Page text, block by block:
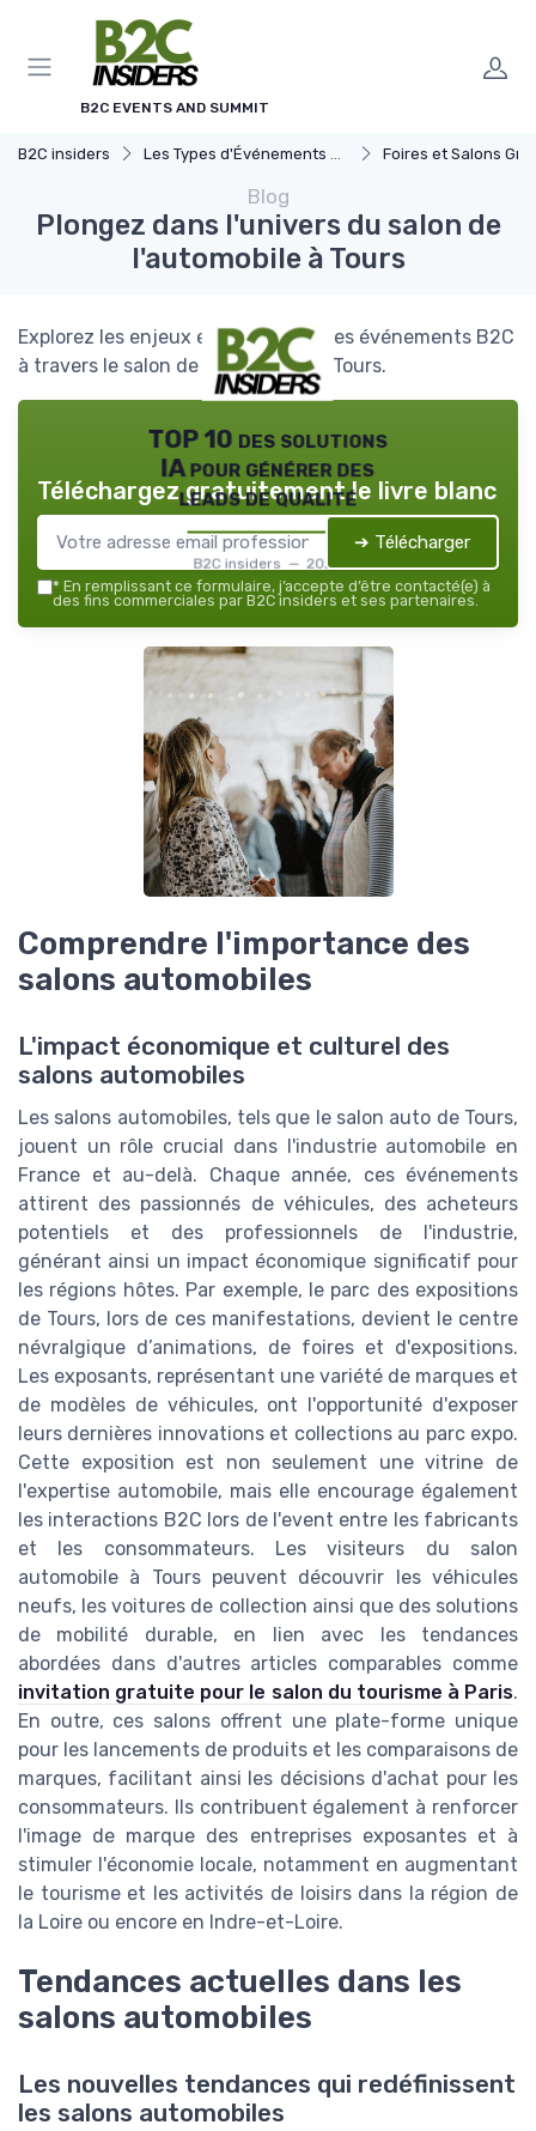
B2C EVENTS AND SUMMIT
B2C insiders Les Types d'Événements B2C Foires et Salons Grand
Blog
Plongez dans l'univers du salon de
l'automobile à Tours
Explorez les enjeux et tendances des événements B2C
à travers le salon de l'automobile à Tours.
TOP 10 des solutions
IA pour générer des
leads de qualité
B2C insiders — 2026
Téléchargez gratuitement le livre blanc
➔ Télécharger
* En remplissant ce formulaire, j’accepte d’être contacté(e) à
des fins commerciales par B2C insiders et ses partenaires.
Comprendre l'importance des
salons automobiles
L'impact économique et culturel des
salons automobiles
Les salons automobiles, tels que le salon auto de Tours,
jouent un rôle crucial dans l'industrie automobile en
France et au-delà. Chaque année, ces événements
attirent des passionnés de véhicules, des acheteurs
potentiels et des professionnels de l'industrie,
générant ainsi un impact économique significatif pour
les régions hôtes. Par exemple, le parc des expositions
de Tours, lors de ces manifestations, devient le centre
névralgique d’animations, de foires et d'expositions.
Les exposants, représentant une variété de marques et
de modèles de véhicules, ont l'opportunité d'exposer
leurs dernières innovations et collections au parc expo.
Cette exposition est non seulement une vitrine de
l'expertise automobile, mais elle encourage également
les interactions B2C lors de l'event entre les fabricants
et les consommateurs. Les visiteurs du salon
automobile à Tours peuvent découvrir les véhicules
neufs, les voitures de collection ainsi que des solutions
de mobilité durable, en lien avec les tendances
abordées dans d'autres articles comparables comme
invitation gratuite pour le salon du tourisme à Paris.
En outre, ces salons offrent une plate-forme unique
pour les lancements de produits et les comparaisons de
marques, facilitant ainsi les décisions d'achat pour les
consommateurs. Ils contribuent également à renforcer
l'image de marque des entreprises exposantes et à
stimuler l'économie locale, notamment en augmentant
le tourisme et les activités de loisirs dans la région de
la Loire ou encore en Indre-et-Loire.
Tendances actuelles dans les
salons automobiles
Les nouvelles tendances qui redéfinissent
les salons automobiles
Panneau de gestion des cookies